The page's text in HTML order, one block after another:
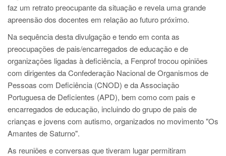
faz um retrato preocupante da situação e revela uma grande
apreensão dos docentes em relação ao futuro próximo.
Na sequência desta divulgação e tendo em conta as
preocupações de pais/encarregados de educação e de
organizações ligadas à deficiência, a Fenprof trocou opiniões
com dirigentes da Confederação Nacional de Organismos de
Pessoas com Deficiência (CNOD) e da Associação
Portuguesa de Deficientes (APD), bem como com pais e
encarregados de educação, incluindo do grupo de pais de
crianças e jovens com autismo, organizados no movimento "Os
Amantes de Saturno".
As reuniões e conversas que tiveram lugar permitiram